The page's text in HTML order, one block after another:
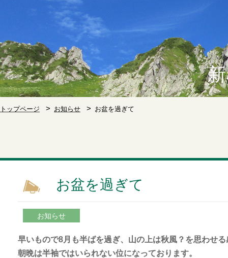
トップページ お知らせ お盆を過ぎて
お盆を過ぎて
お知らせ
早いもので8月も半ばを過ぎ、山の上は秋風？を思わせる
朝晩は半袖ではいられない位になっております。